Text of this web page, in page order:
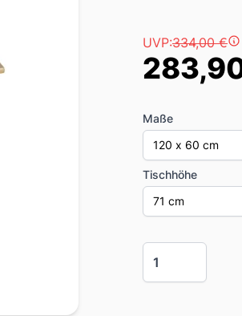
Preis
UVP:334,00 €
Maße
120 x 60 cm
Tischhöhe
71 cm
Menge